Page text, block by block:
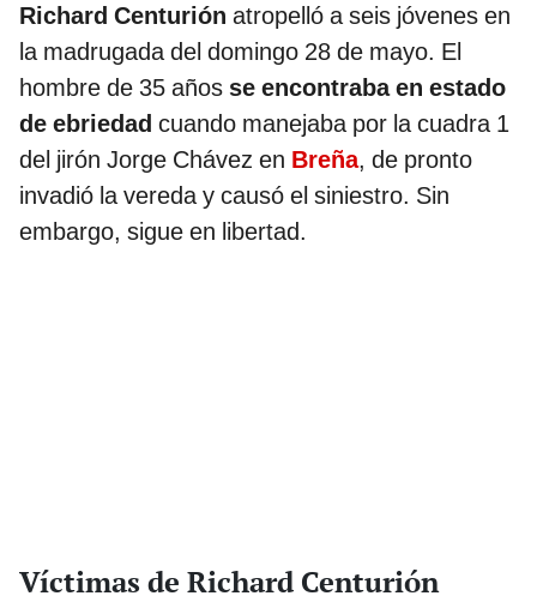
Richard Centurión atropelló a seis jóvenes en
la madrugada del domingo 28 de mayo. El
hombre de 35 años se encontraba en estado
de ebriedad cuando manejaba por la cuadra 1
del jirón Jorge Chávez en Breña, de pronto
invadió la vereda y causó el siniestro. Sin
embargo, sigue en libertad.
Víctimas de Richard Centurión